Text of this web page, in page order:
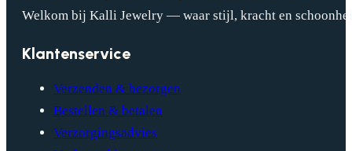
Welkom bij Kalli Jewelry — waar stijl, kracht en
Klantenservice
Verzenden & bezorgen
Bestellen & betalen
Verzorgingsadvies